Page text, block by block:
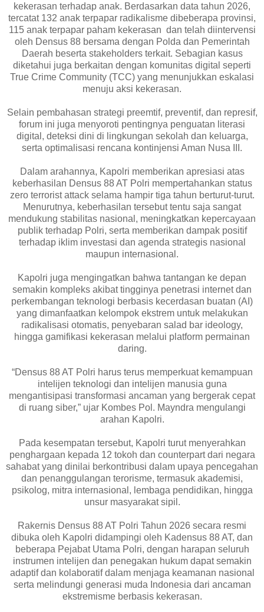
kekerasan terhadap anak. Berdasarkan data tahun 2026,
tercatat 132 anak terpapar radikalisme dibeberapa provinsi,
115 anak terpapar paham kekerasan dan telah diintervensi
oleh Densus 88 bersama dengan Polda dan Pemerintah
Daerah beserta stakeholders terkait. Sebagian kasus
diketahui juga berkaitan dengan komunitas digital seperti
True Crime Community (TCC) yang menunjukkan eskalasi
menuju aksi kekerasan.
Selain pembahasan strategi preemtif, preventif, dan represif,
forum ini juga menyoroti pentingnya penguatan literasi
digital, deteksi dini di lingkungan sekolah dan keluarga,
serta optimalisasi rencana kontinjensi Aman Nusa III.
Dalam arahannya, Kapolri memberikan apresiasi atas
keberhasilan Densus 88 AT Polri mempertahankan status
zero terrorist attack selama hampir tiga tahun berturut-turut.
Menurutnya, keberhasilan tersebut tentu saja sangat
mendukung stabilitas nasional, meningkatkan kepercayaan
publik terhadap Polri, serta memberikan dampak positif
terhadap iklim investasi dan agenda strategis nasional
maupun internasional.
Kapolri juga mengingatkan bahwa tantangan ke depan
semakin kompleks akibat tingginya penetrasi internet dan
perkembangan teknologi berbasis kecerdasan buatan (AI)
yang dimanfaatkan kelompok ekstrem untuk melakukan
radikalisasi otomatis, penyebaran salad bar ideology,
hingga gamifikasi kekerasan melalui platform permainan
daring.
“Densus 88 AT Polri harus terus memperkuat kemampuan
intelijen teknologi dan intelijen manusia guna
mengantisipasi transformasi ancaman yang bergerak cepat
di ruang siber,” ujar Kombes Pol. Mayndra mengulangi
arahan Kapolri.
Pada kesempatan tersebut, Kapolri turut menyerahkan
penghargaan kepada 12 tokoh dan counterpart dari negara
sahabat yang dinilai berkontribusi dalam upaya pencegahan
dan penanggulangan terorisme, termasuk akademisi,
psikolog, mitra internasional, lembaga pendidikan, hingga
unsur masyarakat sipil.
Rakernis Densus 88 AT Polri Tahun 2026 secara resmi
dibuka oleh Kapolri didampingi oleh Kadensus 88 AT, dan
beberapa Pejabat Utama Polri, dengan harapan seluruh
instrumen intelijen dan penegakan hukum dapat semakin
adaptif dan kolaboratif dalam menjaga keamanan nasional
serta melindungi generasi muda Indonesia dari ancaman
ekstremisme berbasis kekerasan.